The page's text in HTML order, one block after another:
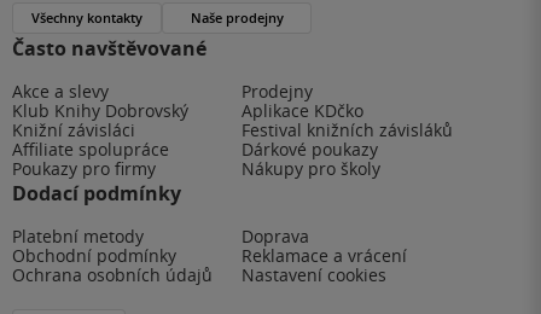
Často navštěvované
Akce a slevy
Prodejny
Klub Knihy Dobrovský
Aplikace KDčko
Knižní závisláci
Festival knižních závisláků
Affiliate spolupráce
Dárkové poukazy
Poukazy pro firmy
Nákupy pro školy
Dodací podmínky
Platební metody
Doprava
Obchodní podmínky
Reklamace a vrácení
Ochrana osobních údajů
Nastavení cookies
Všechny kontakty Naše prodejny